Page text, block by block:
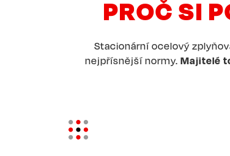
PROČ SI
Stacionární ocelový
nejpřísnější normy. Majitelé
Image